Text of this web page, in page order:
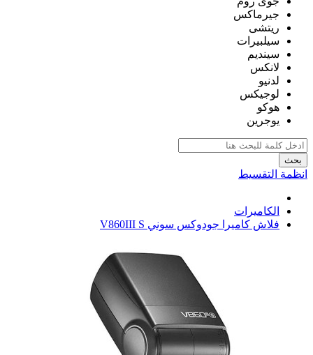
جيرماكس
ريتشى
سيلبيرات
سينديم
لانكس
لدنيو
لوجيكس
هوكو
يوجرين
بحث
انظمة التقسيط
الكاميرات
فلاش كاميرا جودوكس سوني V860III S